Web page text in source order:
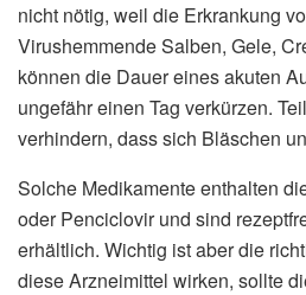
nicht nötig, weil die Erkrankung
Virushemmende Salben, Gele,
können die Dauer eines akuten
ungefähr einen Tag verkürzen.
verhindern, dass sich Bläschen
Solche Medikamente enthalten
oder Penciclovir und sind
erhältlich. Wichtig ist aber die
diese Arzneimittel wirken, sollte